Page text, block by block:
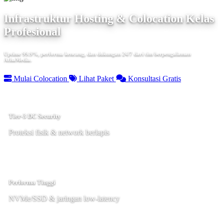
Infrastruktur Hosting & Colocation Kelas
Profesional
Uptime 99.9%, performa kencang, dan dukungan 24/7 dari tim berpengalaman
AthaMedia.
Mulai Colocation Lihat Paket Konsultasi Gratis
Tier-3 DC Security
Proteksi fisik & network berlapis
Performa Tinggi
NVMe/SSD & jaringan low-latency